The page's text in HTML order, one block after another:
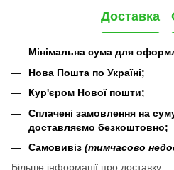
Доставка
Мінімальна сума для
Нова Пошта по Україні;
Кур'єром Нової пошти;
Сплачені замовлення на
доставляємо безкоштовно;
Самовивіз (тимчасово
Більше інформації про доставку